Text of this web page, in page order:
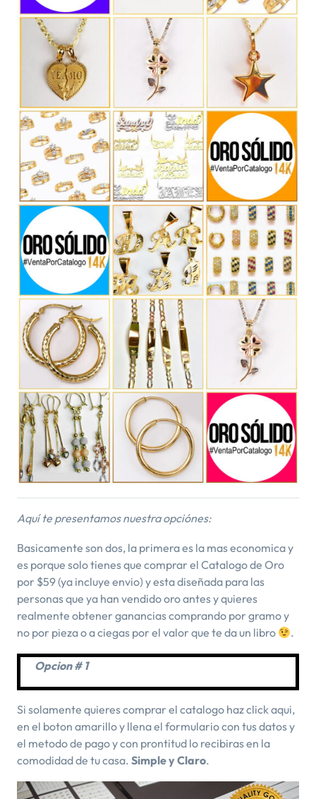
Aquí te presentamos nuestra opciónes:
Basicamente son dos, la primera es la mas economica y
es porque solo tienes que comprar el Catalogo de Oro
por $59 (ya incluye envio) y esta diseñada para las
personas que ya han vendido oro antes y quieres
realmente obtener ganancias comprando por gramo y
no por pieza o a ciegas por el valor que te da un libro
.
Opcion # 1
Si solamente quieres comprar el catalogo haz click aqui,
en el boton amarillo y llena el formulario con tus datos y
el metodo de pago y con prontitud lo recibiras en la
comodidad de tu casa. Simple y Claro.